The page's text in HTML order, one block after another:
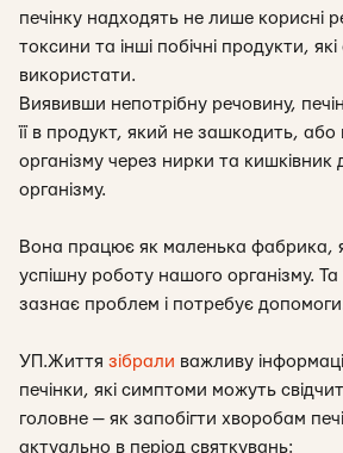
печінку надходять не лише корисні
токсини та інші побічні продукти,
використати.
Виявивши непотрібну речовину,
її в продукт, який не зашкодить, або
організму через нирки та кишківник
організму.
Вона працює як маленька фабрика,
успішну роботу нашого організму. Та
зазнає проблем і потребує
УП.Життя зібрали важливу
печінки, які симптоми можуть
головне — як запобігти хворобам
актуально в період святкувань: